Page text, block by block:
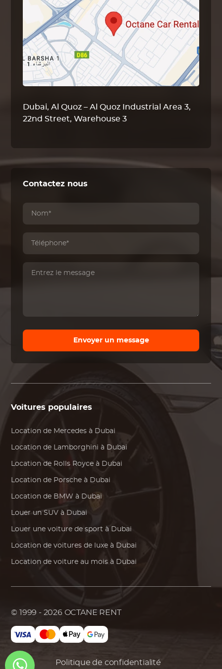
Dubai, Al Quoz – Al Quoz Industrial Area 3,
22nd Street, Warehouse 3
Contactez nous
Envoyer un message
Voitures populaires
Location de Mercedes à Dubai
Location de Lamborghini à Dubai
Location de Rolls Royce à Dubai
Location de Porsche à Dubai
Location de BMW à Dubai
Louer un SUV à Dubai
Louer une voiture de sport à Dubai
Location de voitures de luxe à Dubai
Location de voiture au mois à Dubai
© 1999 - 2026 OCTANE RENT
Politique de confidentialité